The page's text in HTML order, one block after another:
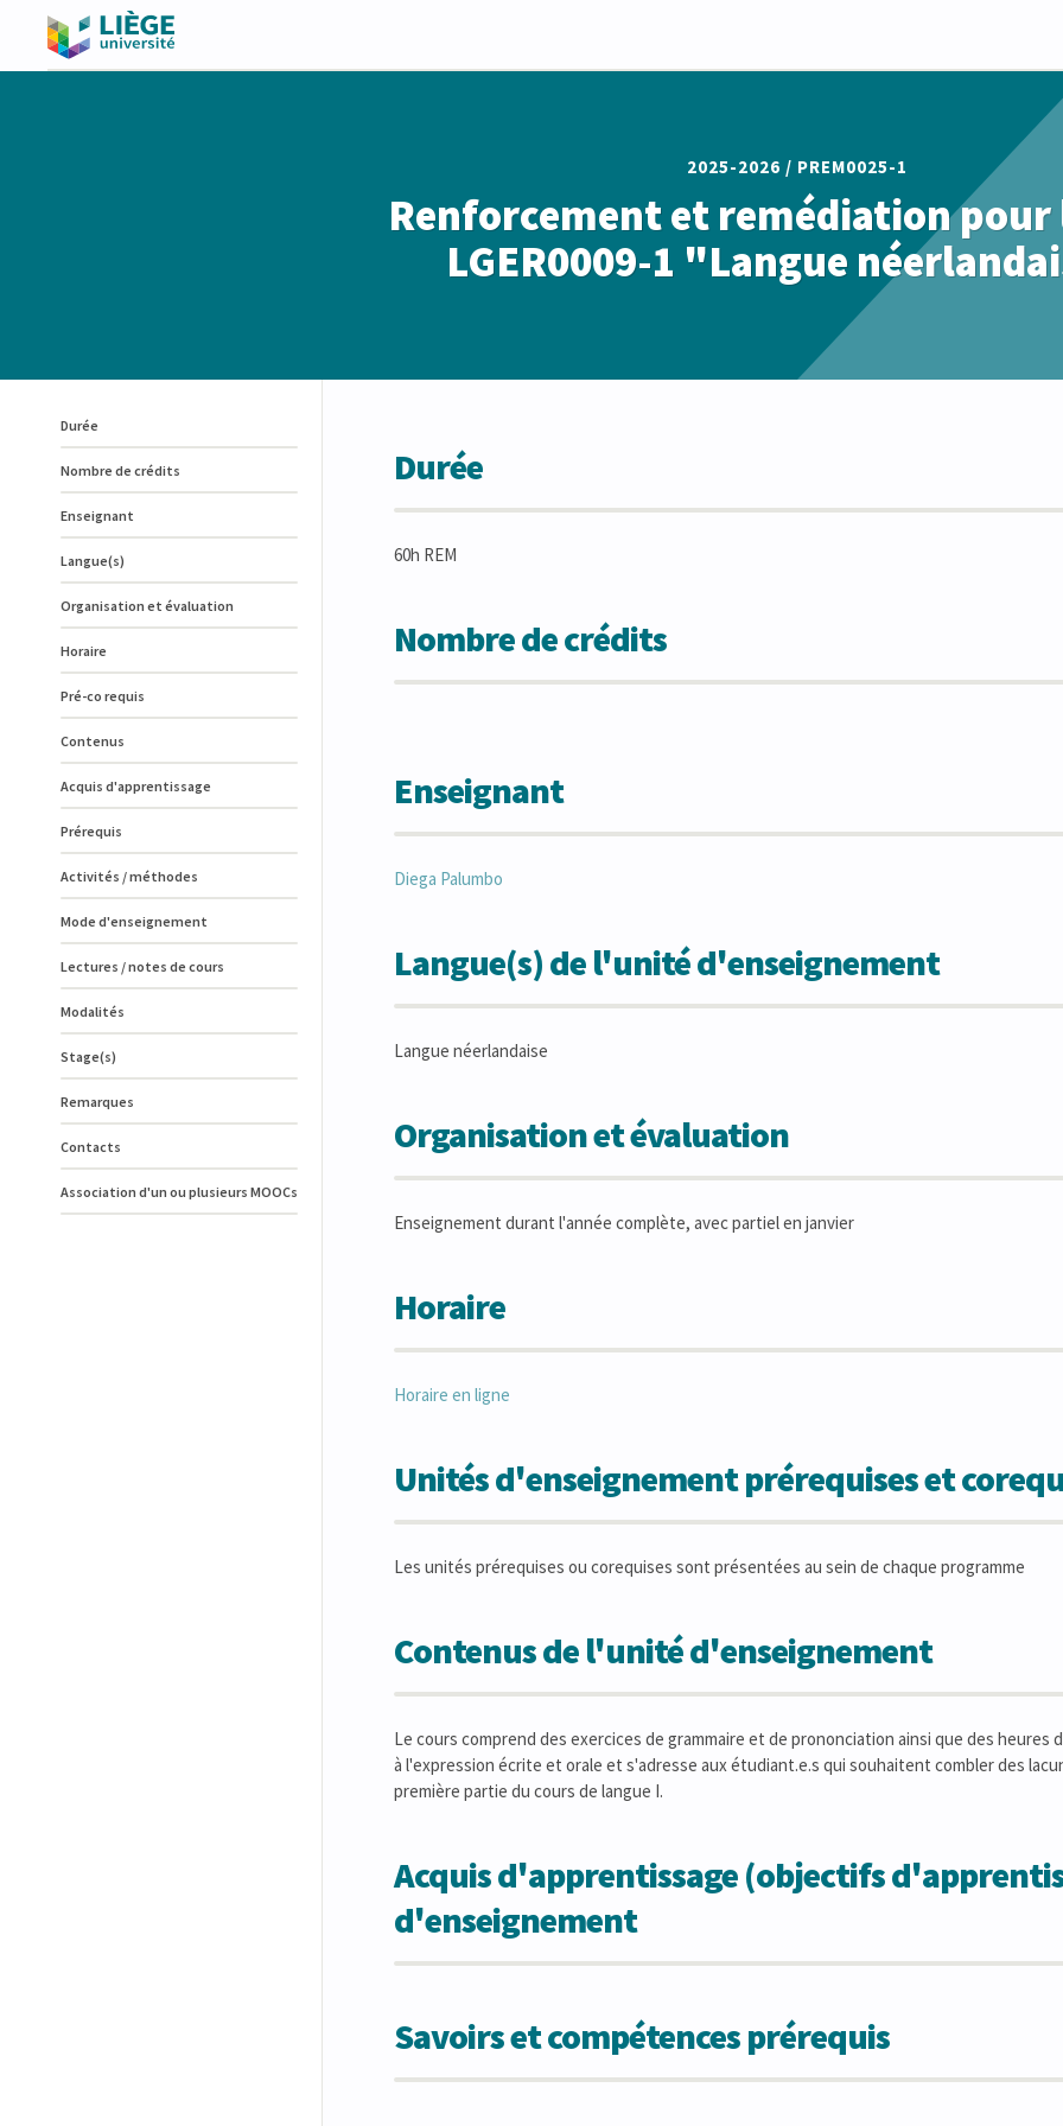
2025-2026 / PREM0025-1
Renforcement et remédiation pour
LGER0009-1 "Langue
Durée
Nombre de crédits
Enseignant
Langue(s)
Organisation et évaluation
Horaire
Pré-co requis
Contenus
Acquis d'apprentissage
Prérequis
Activités / méthodes
Mode d'enseignement
Lectures / notes de cours
Modalités
Stage(s)
Remarques
Contacts
Association d'un ou plusieurs MOOCs
Durée
60h REM
Nombre de crédits
Enseignant
Diega Palumbo
Langue(s) de l'unité d'enseignement
Langue néerlandaise
Organisation et évaluation
Enseignement durant l'année complète, avec partiel en janvier
Horaire
Horaire en ligne
Unités d'enseignement prérequises et
Les unités prérequises ou corequises sont présentées au sein de chaque programme
Contenus de l'unité d'enseignement
Le cours comprend des exercices de grammaire et de prononciation ainsi que des
à l'expression écrite et orale et s'adresse aux étudiant.e.s qui souhaitent combler des
première partie du cours de langue I.
Acquis d'apprentissage (objectifs
d'enseignement
Savoirs et compétences prérequis